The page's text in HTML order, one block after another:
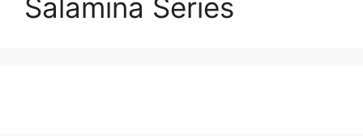
Salamina Series